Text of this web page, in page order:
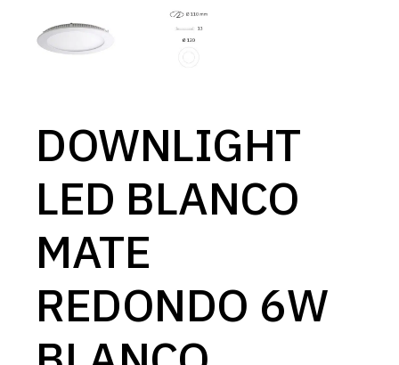
DOWNLIGHT
LED BLANCO
MATE
REDONDO 6W